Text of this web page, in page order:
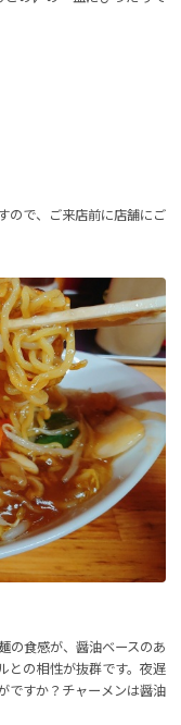
ので、ご来店前に店舗にご
の食感が、醤油ベースのあ
との相性が抜群です。夜遅
ですか？チャーメンは醤油